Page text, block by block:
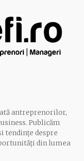
antreprenorilor,
Publicăm
tendințe despre
din lumea